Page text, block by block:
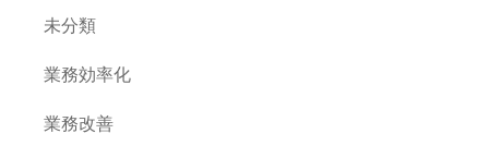
未分類
業務効率化
業務改善